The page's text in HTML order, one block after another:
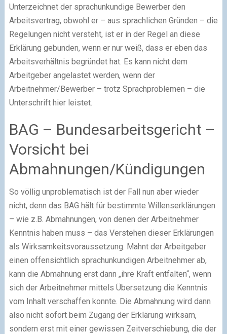
Unterzeichnet der sprachunkundige Bewerber den
Arbeitsvertrag, obwohl er – aus sprachlichen Gründen – die
Regelungen nicht versteht, ist er in der Regel an diese
Erklärung gebunden, wenn er nur weiß, dass er eben das
Arbeitsverhältnis begründet hat. Es kann nicht dem
Arbeitgeber angelastet werden, wenn der
Arbeitnehmer/Bewerber – trotz Sprachproblemen – die
Unterschrift hier leistet.
BAG – Bundesarbeitsgericht –
Vorsicht bei
Abmahnungen/Kündigungen
So völlig unproblematisch ist der Fall nun aber wieder
nicht, denn das BAG hält für bestimmte Willenserklärungen
– wie z.B. Abmahnungen, von denen der Arbeitnehmer
Kenntnis haben muss – das Verstehen dieser Erklärungen
als Wirksamkeitsvoraussetzung. Mahnt der Arbeitgeber
einen offensichtlich sprachunkundigen Arbeitnehmer ab,
kann die Abmahnung erst dann „ihre Kraft entfalten“, wenn
sich der Arbeitnehmer mittels Übersetzung die Kenntnis
vom Inhalt verschaffen konnte. Die Abmahnung wird dann
also nicht sofort beim Zugang der Erklärung wirksam,
sondern erst mit einer gewissen Zeitverschiebung, die der